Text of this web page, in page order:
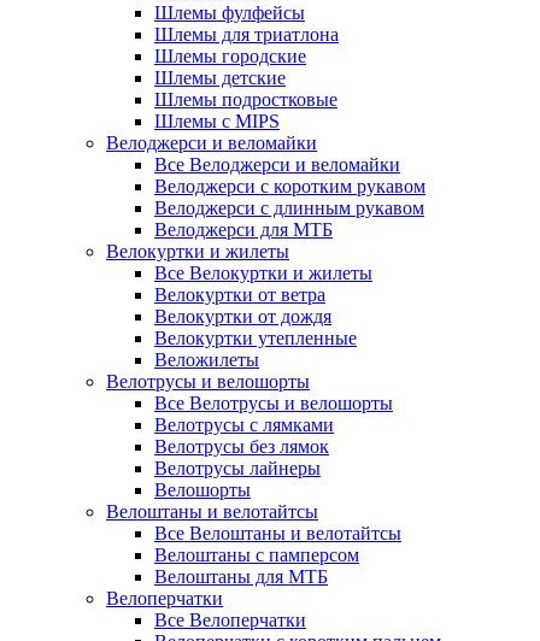
Шлемы фулфейсы
Шлемы для триатлона
Шлемы городские
Шлемы детские
Шлемы подростковые
Шлемы с MIPS
Велоджерси и веломайки
Все Велоджерси и веломайки
Велоджерси с коротким рукавом
Велоджерси с длинным рукавом
Велоджерси для МТБ
Велокуртки и жилеты
Все Велокуртки и жилеты
Велокуртки от ветра
Велокуртки от дождя
Велокуртки утепленные
Веложилеты
Велотрусы и велошорты
Все Велотрусы и велошорты
Велотрусы с лямками
Велотрусы без лямок
Велотрусы лайнеры
Велошорты
Велоштаны и велотайтсы
Все Велоштаны и велотайтсы
Велоштаны с памперсом
Велоштаны для МТБ
Велоперчатки
Все Велоперчатки